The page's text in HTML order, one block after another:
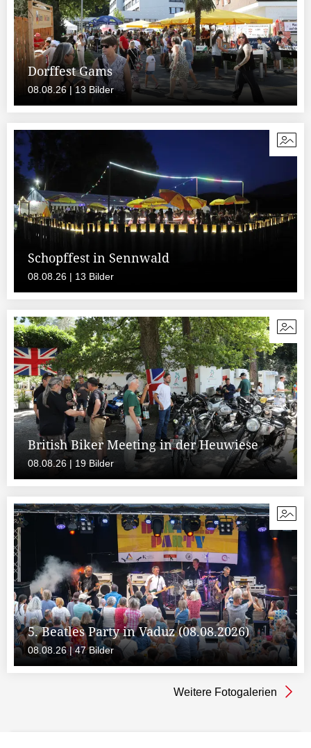
Dorffest Gams
08.08.26 | 13 Bilder
Schopffest in Sennwald
08.08.26 | 13 Bilder
British Biker Meeting in der Heuwiese
08.08.26 | 19 Bilder
5. Beatles Party in Vaduz (08.08.2026)
08.08.26 | 47 Bilder
Weitere Fotogalerien